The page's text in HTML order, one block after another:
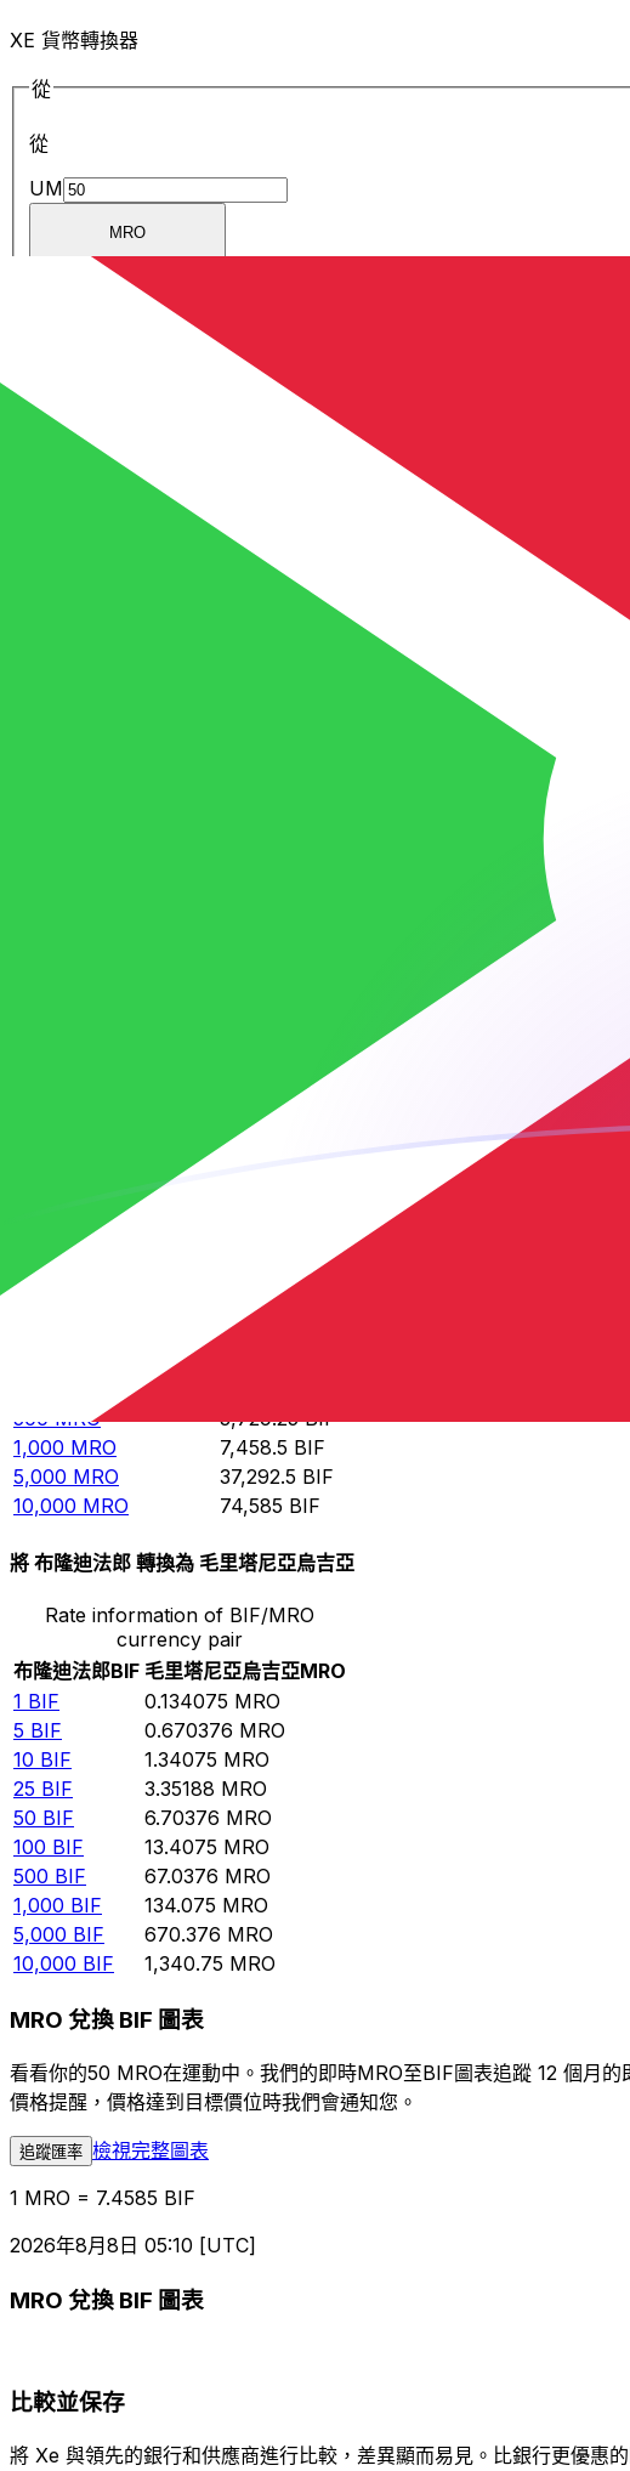
XE 貨幣轉換器
從
從
UM
MRO
毛里塔尼亞烏吉亞
兌換為
布隆迪法郎
我們可以提供比競爭對手更優惠的匯率。
我們的轉換器會使用匯率中間價。這僅供參考。您匯款時不會獲得此
將 毛里塔尼亞烏吉亞 轉換為 布隆迪法郎
Rate information of MRO/BIF
currency pair
毛里塔尼亞烏吉亞
MRO
5 MRO
BIF
74.585
186.462
500 MRO 3,729.25 BIF
1,000 MRO 7,458.5 BIF
5,000 MRO 37,292.5 BIF
10,000 MRO 74,585 BIF
將 布隆迪法郎 轉換為 毛里塔尼亞烏吉亞
Rate information of BIF/MRO
currency pair
布隆迪法郎BIF 毛里塔尼亞烏吉亞MRO
1 BIF 0.134075 MRO
5 BIF 0.670376 MRO
10 BIF 1.34075 MRO
25 BIF 3.35188 MRO
50 BIF 6.70376 MRO
100 BIF 13.4075 MRO
500 BIF 67.0376 MRO
1,000 BIF 134.075 MRO
5,000 BIF 670.376 MRO
10,000 BIF 1,340.75 MRO
MRO 兌換 BIF 圖表
看看你的50 MRO在運動中。我們的即時MRO至BIF圖表追蹤 12 個月
價格提醒，價格達到目標價位時我們會通知您。
追蹤匯率 檢視完整圖表
1 MRO = 7.4585 BIF
2026年8月8日 05:10 [UTC]
MRO 兌換 BIF 圖表
比較並保存
將 Xe 與領先的銀行和供應商進行比較，差異顯而易見。比銀行更優惠